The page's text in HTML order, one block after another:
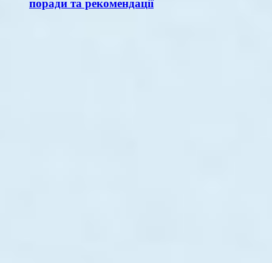
поради та рекомендації